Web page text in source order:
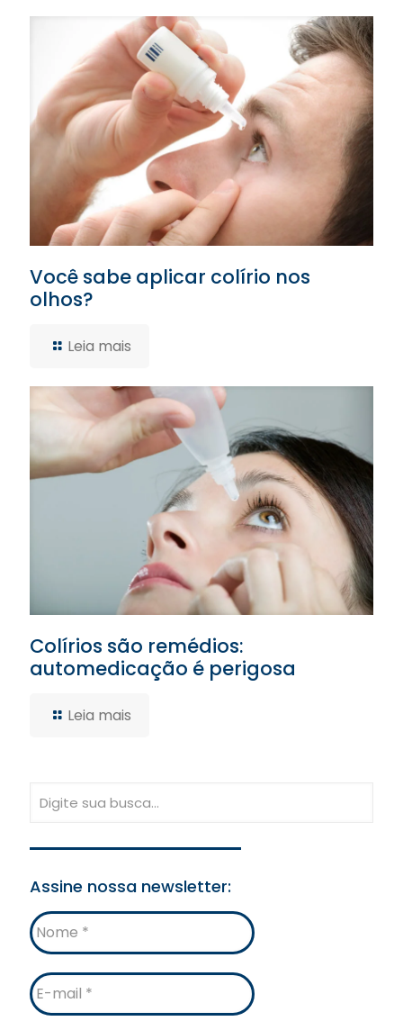
Você sabe aplicar colírio nos
olhos?
Leia mais
Colírios são remédios:
automedicação é perigosa
Leia mais
Assine nossa newsletter:
Nome
E-
mail